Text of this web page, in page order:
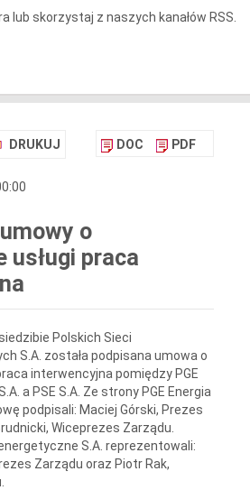
lub skorzystaj z naszych kanałów RSS.
DRUKUJ DOC PDF
o
usługi praca
Polskich Sieci
S.A. została podpisana umowa o
interwencyjna pomiędzy PGE
a PSE S.A. Ze strony PGE Energia
podpisali: Maciej Górski, Prezes
Wiceprezes Zarządu.
S.A. reprezentowali:
Zarządu oraz Piotr Rak,